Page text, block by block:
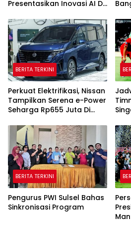
Presentasikan Inovasi AI Di
BERITA TERKINI
Perkuat Elektrifikasi, Nissan
Tampilkan Serena e-Power
Seharga Rp655 Juta Di
BERITA TERKINI
Pengurus PWI Sulsel Bahas
Sinkronisasi Program